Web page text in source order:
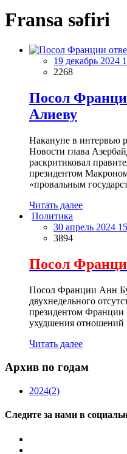
Fransa səfiri
19 декабрь 2024
2268
Посол
Алиеву
Накануне в интервью
Новости глава
раскритиковал
президентом
«провальным
Читать далее
Политика
30 апрель 2024
3894
Посол
Посол Франции Анн
двухнедельного
президентом Франции
ухудшения
Читать далее
Архив по годам
2024(2)
Следите за нами в